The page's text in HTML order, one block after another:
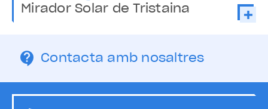
Mirador Solar de Tristaina
Contacta amb nosaltres